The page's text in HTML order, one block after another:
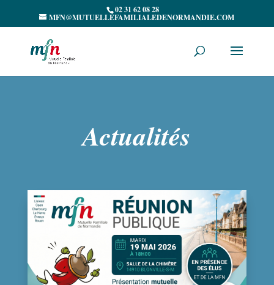
02 31 62 08 28
MFN@MUTUELLEFAMILIALEDENORMANDIE.COM
Actualités